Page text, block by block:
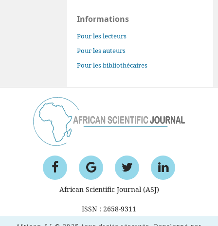
Informations
Pour les lecteurs
Pour les auteurs
Pour les bibliothécaires
African Scientific Journal (ASJ)
ISSN : 2658-9311